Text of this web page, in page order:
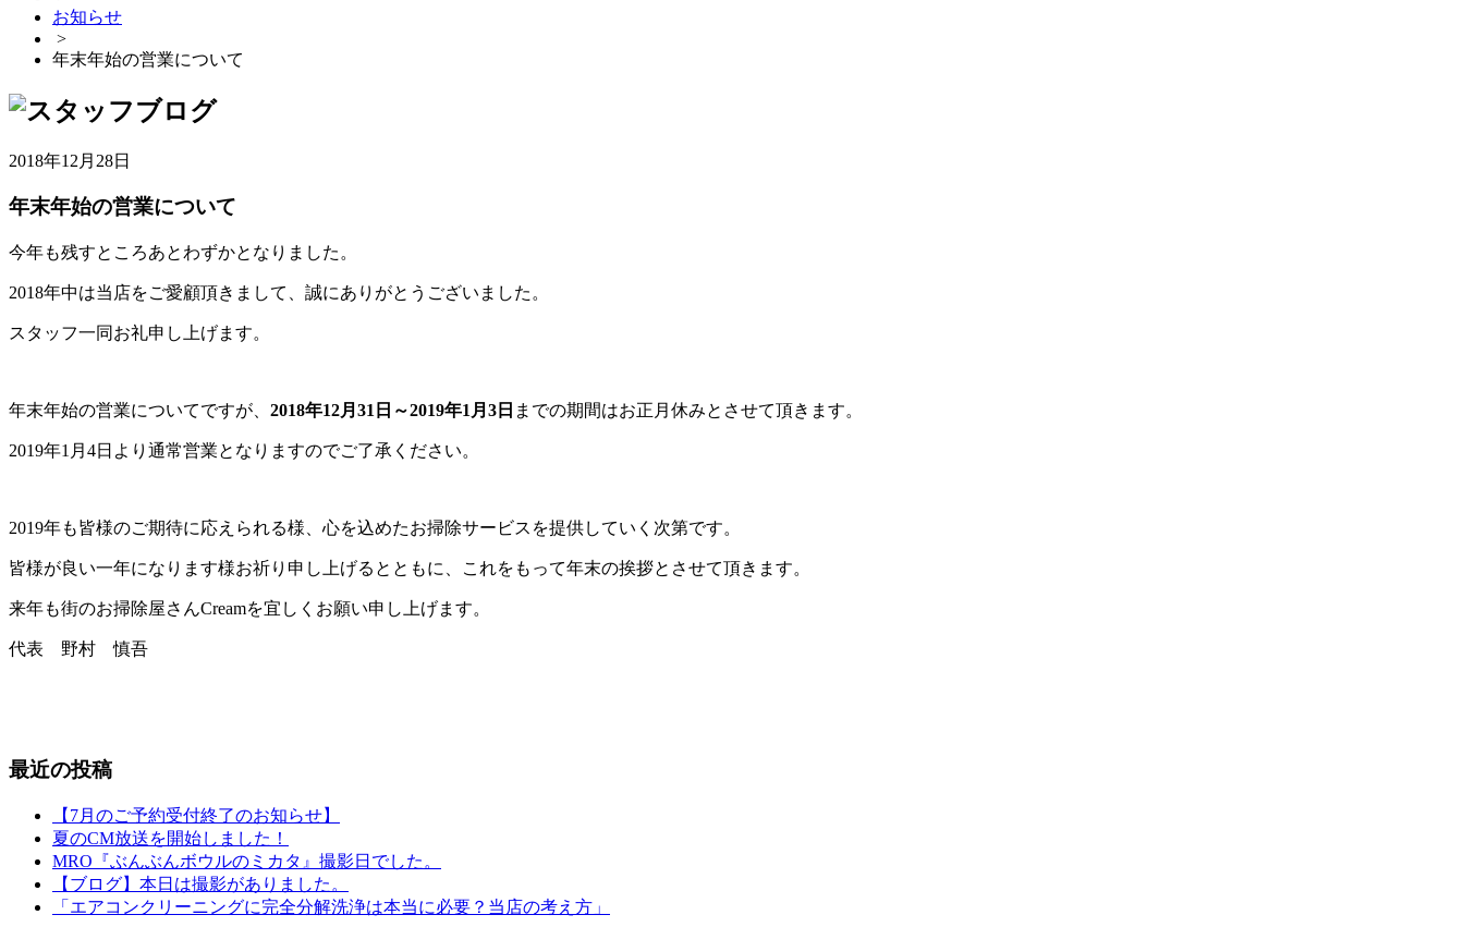
お知らせ
>
年末年始の営業について
2018年12月28日
年末年始の営業について
今年も残すところあとわずかとなりました。
2018年中は当店をご愛顧頂きまして、誠にありがとうございました。
スタッフ一同お礼申し上げます。
年末年始の営業についてですが、 2018年12月31日～2019年1月3日 までの期間はお正月休みとさせて頂きます。
2019年1月4日より通常営業となりますのでご了承ください。
2019年も皆様のご期待に応えられる様、心を込めたお掃除サービスを提供していく次第です。
皆様が良い一年になります様お祈り申し上げるとともに、これをもって年末の挨拶とさせて頂きます。
来年も街のお掃除屋さんCreamを宜しくお願い申し上げます。
代表 野村 慎吾
最近の投稿
【7月のご予約受付終了のお知らせ】
夏のCM放送を開始しました！
MRO『ぶんぶんボウルのミカタ』撮影日でした。
【ブログ】本日は撮影がありました。
「エアコンクリーニングに完全分解洗浄は本当に必要？当店の考え方」